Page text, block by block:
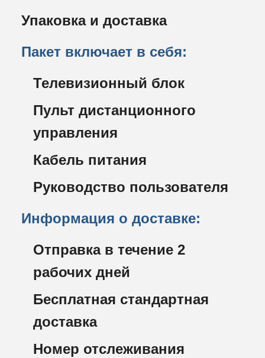
Упаковка и доставка
Пакет включает в себя:
Телевизионный блок
Пульт дистанционного
управления
Кабель питания
Руководство пользователя
Информация о доставке:
Отправка в течение 2
рабочих дней
Бесплатная стандартная
доставка
Номер отслеживания